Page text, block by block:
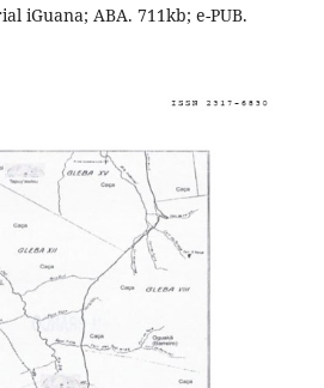
iGuana; ABA. 711kb; e-PUB.